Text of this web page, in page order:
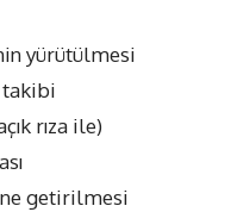
yürütülmesi
takibi
rıza ile)
getirilmesi